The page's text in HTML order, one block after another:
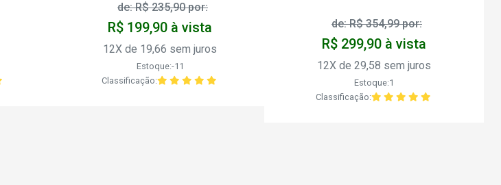
de: R$ 235,90 por:
R$ 199,90 à vista
12X de 19,66 sem juros
Estoque:-11
Classificação:
de: R$ 354,99 por:
R$ 299,90 à vista
12X de 29,58 sem juros
Estoque:1
Classificação: